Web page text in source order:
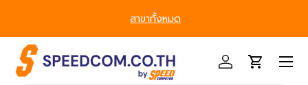
to Enterprise, We’ve Got IT All. - ครบที่สุด ทุก
เข้าสู่ระบบรถเข็น
หน้าเมนู